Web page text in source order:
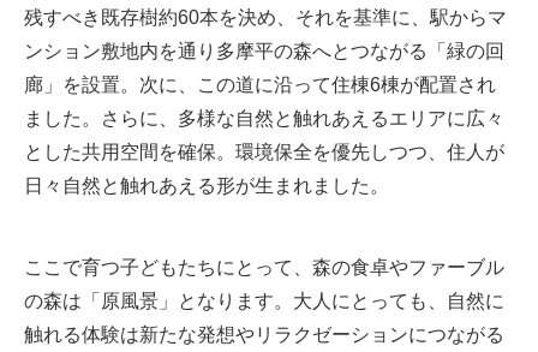
残すべき既存樹約60本を決め、それを基準に、駅からマ
ンション敷地内を通り多摩平の森へとつながる「緑の回
廊」を設置。次に、この道に沿って住棟6棟が配置され
ました。さらに、多様な自然と触れあえるエリアに広々
とした共用空間を確保。環境保全を優先しつつ、住人が
日々自然と触れあえる形が生まれました。
ここで育つ子どもたちにとって、森の食卓やファーブル
の森は「原風景」となります。大人にとっても、自然に
触れる体験は新たな発想やリラクゼーションにつながる